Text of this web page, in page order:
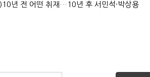
년 전 어떤 취재…10년 후 서민석·박상용